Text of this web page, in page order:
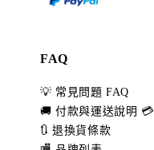
FAQ
💡 常見問題 FAQ
🚚 付款與運送說明 💳
🔃 退換貨條款